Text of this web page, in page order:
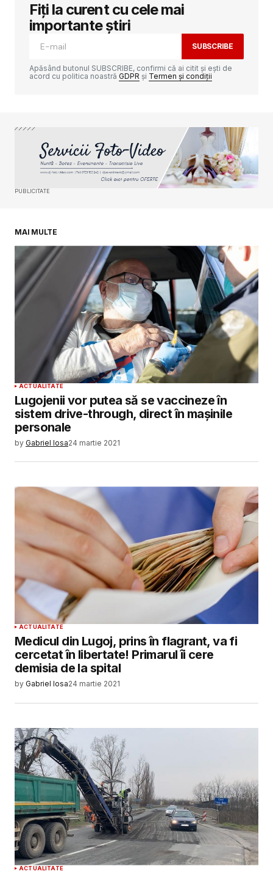
Adresa ta de email nu va fi publicată.
Câmpurile obligatorii sunt marcate cu
Your E-mail*
SUBMIT COMMENT
Fiți la curent cu cele mai
importante știri
SUBSCRIBE
Apăsând butonul SUBSCRIBE, confirmi că ai citit și ești de
acord cu politica noastră GDPR și Termen și condiții
PUBLICITATE
MAI MULTE
ACTUALITATE
Lugojenii vor putea să se vaccineze în
sistem drive-through, direct în mașinile
personale
by Gabriel Iosa24 martie 2021
ACTUALITATE
Medicul din Lugoj, prins în flagrant, va fi
cercetat în libertate! Primarul îi cere
demisia de la spital
by Gabriel Iosa24 martie 2021
ACTUALITATE